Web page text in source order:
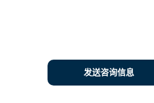
发送咨询信息